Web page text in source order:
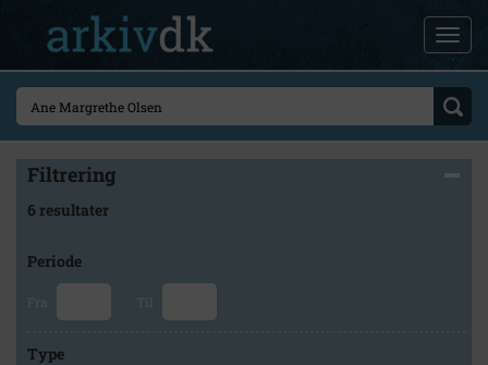
Filtrering
6 resultater
Periode
Fra Til
Type